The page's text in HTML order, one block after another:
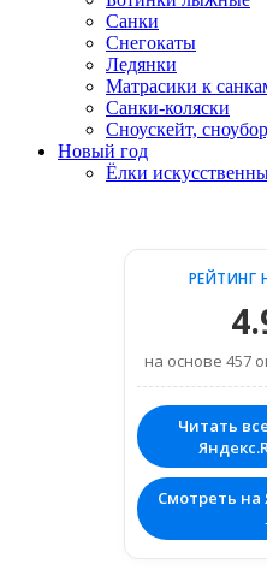
Санки
Снегокаты
Ледянки
Матрасики к
Санки-коляски
Сноускейт,
Новый год
Ёлки
РЕЙТИНГ
на основе 457
Читать
Смотреть на